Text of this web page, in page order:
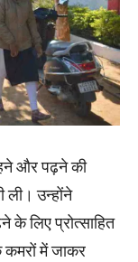
और पढ़ने की
उन्होंने
के लिए प्रोत्साहित
कमरों में जाकर